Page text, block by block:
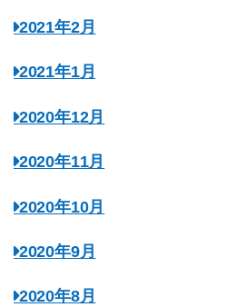
2021年2月
2021年1月
2020年12月
2020年11月
2020年10月
2020年9月
2020年8月